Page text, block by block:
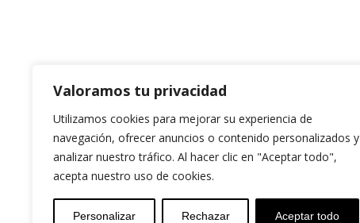
Valoramos tu privacidad
Utilizamos cookies para mejorar su experiencia de
navegación, ofrecer anuncios o contenido personalizados y
analizar nuestro tráfico. Al hacer clic en "Aceptar todo",
acepta nuestro uso de cookies.
Personalizar Rechazar Aceptar todo